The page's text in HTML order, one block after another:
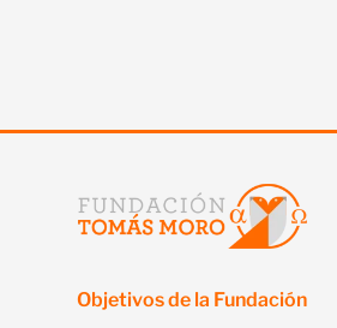
Objetivos de la Fundación